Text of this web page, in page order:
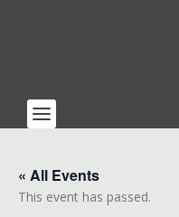
« All Events
This event has passed.